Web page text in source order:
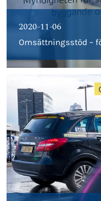
2020-11-06
Omsättningsstöd –